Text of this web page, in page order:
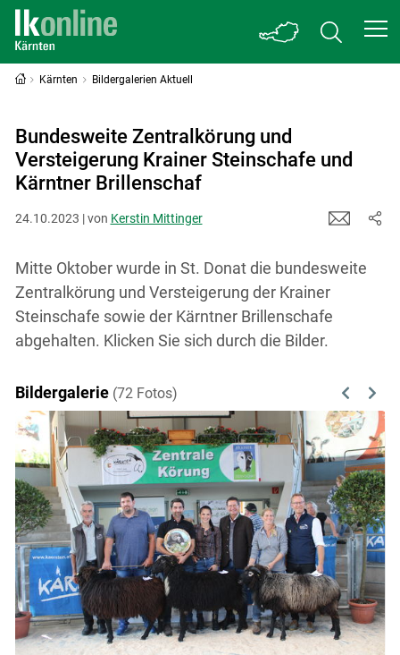
Kärnten Bildergalerien Aktuell
Bundesweite Zentralkörung und
Versteigerung Krainer Steinschafe und
Kärntner Brillenschaf
24.10.2023 | von Kerstin Mittinger
Mitte Oktober wurde in St. Donat die bundesweite
Zentralkörung und Versteigerung der Krainer
Steinschafe sowie der Kärntner Brillenschafe
abgehalten. Klicken Sie sich durch die Bilder.
Bildergalerie (72 Fotos) Previous
Next